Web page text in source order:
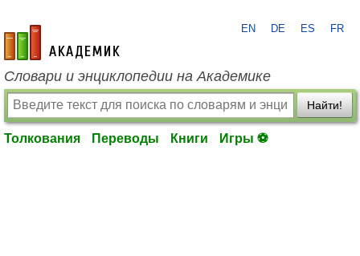
academic.ru
EN DE ES FR
Словари и энциклопедии на Академике
Найти!
Толкования Переводы Книги Игры ⚽